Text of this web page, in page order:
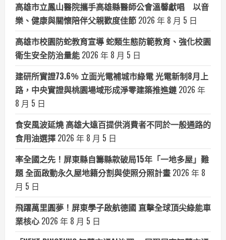
高雄市立鳳山醫院攜手高雄縣醫師公會溫馨獻唱 以音
樂、健康與關懷陪伴父親歡度佳節 2026 年 8 月 5 日
高雄市校園防蛇教育宣導 蛇類生態防範教育、強化校園
衛生安全防治量能 2026 年 8 月 5 日
建研所實證73.6％ 立面光電補城市綠電 光電新制8月上
路，中央實證與桃園場域形成淨零建築推進鏈 2026 年
8 月 5 日
食安風波延燒 高雄大遠百提供消費者不同於一般通路的
食用油選擇 2026 年 8 月 5 日
率全國之先！屏東縣自籌縣款破局15年「一地多屋」難
題 全面啟動永久屋地籍分割與使照分照計畫 2026 年 8
月 5 日
飛躍萬里圓夢！屏東學子啟航德國 直擊全球頂尖綠能車
業核心 2026 年 8 月 5 日